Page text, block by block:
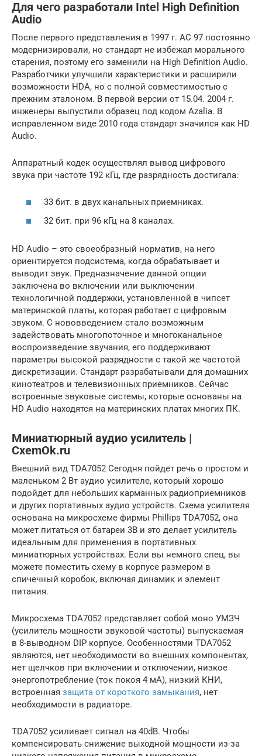
Для чего разработали Intel High Definition
Audio
После первого представления в 1997 г. AC 97 постоянно
модернизировали, но стандарт не избежал морального
старения, поэтому его заменили на High Definition Audio.
Разработчики улучшили характеристики и расширили
возможности HDA, но с полной совместимостью с
прежним эталоном. В первой версии от 15.04. 2004 г.
инженеры выпустили образец под кодом Azalia. В
исправленном виде 2010 года стандарт значился как HD
Audio.
Аппаратный кодек осуществлял вывод цифрового
звука при частоте 192 кГц, где разрядность достигала:
33 бит. в двух канальных приемниках.
32 бит. при 96 кГц на 8 каналах.
HD Audio – это своеобразный норматив, на него
ориентируется подсистема, когда обрабатывает и
выводит звук. Предназначение данной опции
заключена во включении или выключении
технологичной поддержки, установленной в чипсет
материнской платы, которая работает с цифровым
звуком. С нововведением стало возможным
задействовать многопоточное и многоканальное
воспроизведение звучания, его поддерживают
параметры высокой разрядности с такой же частотой
дискретизации. Стандарт разрабатывали для домашних
кинотеатров и телевизионных приемников. Сейчас
встроенные звуковые системы, которые основаны на
HD Audio находятся на материнских платах многих ПК.
Миниатюрный аудио усилитель |
CxemOk.ru
Внешний вид TDA7052 Сегодня пойдет речь о простом и
маленьком 2 Вт аудио усилителе, который хорошо
подойдет для небольших карманных радиоприемников
и других портативных аудио устройств. Схема усилителя
основана на микросхеме фирмы Phillips TDA7052, она
может питаться от батареи 3В и это делает усилитель
идеальным для применения в портативных
миниатюрных устройствах. Если вы немного спец, вы
можете поместить схему в корпусе размером в
спичечный коробок, включая динамик и элемент
питания.
Микросхема TDA7052 представляет собой моно УМЗЧ
(усилитель мощности звуковой частоты) выпускаемая
в 8-выводном DIP корпусе. Особенностями TDA7052
являются, нет необходимости во внешних компонентах,
нет щелчков при включении и отключении, низкое
энергопотребление (ток покоя 4 мА), низкий КНИ,
встроенная защита от короткого замыкания, нет
необходимости в радиаторе.
TDA7052 усиливает сигнал на 40dB. Чтобы
компенсировать снижение выходной мощности из-за